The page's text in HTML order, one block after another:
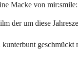
Macke von mir:smile:
der um diese